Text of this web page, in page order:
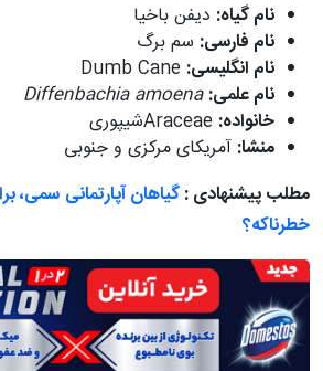
نام گیاه: دیفن باخیا
نام فارسی: سم برگ
نام انگلیسی: Dumb Cane
نام علمی: Diffenbachia amoena
خانواده: Araceaeشیپوری
منشا: آمریکای مرکزی و جنوبی
مطلب پیشنهادی :گیاهان آپارتمانی سمی،
خطرناکه؟